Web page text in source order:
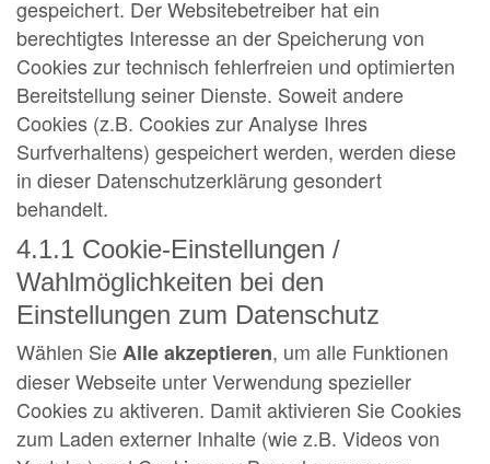
gespeichert. Der Websitebetreiber hat ein
berechtigtes Interesse an der Speicherung von
Cookies zur technisch fehlerfreien und optimierten
Bereitstellung seiner Dienste. Soweit andere
Cookies (z.B. Cookies zur Analyse Ihres
Surfverhaltens) gespeichert werden, werden diese
in dieser Datenschutzerklärung gesondert
behandelt.
4.1.1 Cookie-Einstellungen /
Wahlmöglichkeiten bei den
Einstellungen zum Datenschutz
Wählen SieAlle akzeptieren, um alle Funktionen
dieser Webseite unter Verwendung spezieller
Cookies zu aktiveren. Damit aktivieren Sie Cookies
zum Laden externer Inhalte (wie z.B. Videos von